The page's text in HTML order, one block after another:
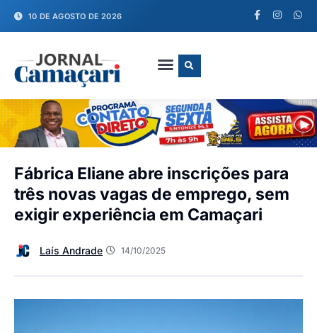
10 DE AGOSTO DE 2026
Fábrica Eliane abre inscrições para
três novas vagas de emprego, sem
exigir experiência em Camaçari
Laís Andrade 14/10/2025